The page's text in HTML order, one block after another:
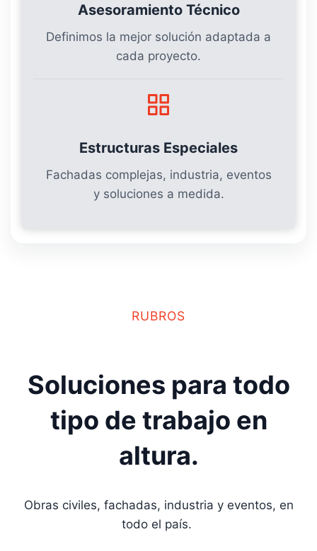
Asesoramiento Técnico
Definimos la mejor solución adaptada a
cada proyecto.
Estructuras Especiales
Fachadas complejas, industria, eventos
y soluciones a medida.
RUBROS
Soluciones para todo
tipo de trabajo en
altura.
Obras civiles, fachadas, industria y eventos, en
todo el país.